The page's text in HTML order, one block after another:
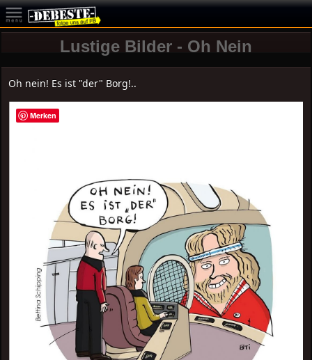
Lustige Bilder - Oh Nein
Oh nein! Es ist "der" Borg!..
Merken